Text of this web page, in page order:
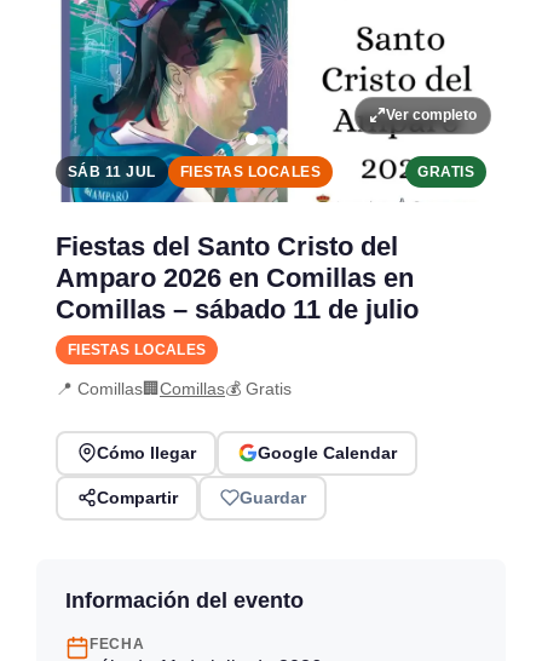
Ver completo
SÁB 11 JUL FIESTAS LOCALES GRATIS
Fiestas del Santo Cristo del
Amparo 2026 en Comillas en
Comillas – sábado 11 de julio
FIESTAS LOCALES
📍 Comillas🏢Comillas💰 Gratis
Cómo llegar Google Calendar
Compartir Guardar
Información del evento
FECHA